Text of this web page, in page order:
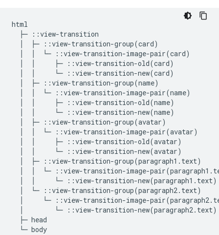
html
  ├─ ::view-transition
  │  ├─ ::view-transition-group(card)
  │  │  └─ ::view-transition-image-pair(card)
  │  │     ├─ ::view-transition-old(card)
  │  │     └─ ::view-transition-new(card)
  │  ├─ ::view-transition-group(name)
  │  │  └─ ::view-transition-image-pair(name)
  │  │     ├─ ::view-transition-old(name)
  │  │     └─ ::view-transition-new(name)
  │  ├─ ::view-transition-group(avatar)
  │  │  └─ ::view-transition-image-pair(avatar)
  │  │     ├─ ::view-transition-old(avatar)
  │  │     └─ ::view-transition-new(avatar)
  │  ├─ ::view-transition-group(paragraph1.text)
│  │  └─ ::view-transition-image-
  │  │     └─ ::view-transition-new(paragraph1.text)
  │  └─ ::view-transition-group(paragraph2.text)
│     └─ ::view-transition-image-
  │        └─ ::view-transition-new(paragraph2.text)
  ├─ head
  └─ body